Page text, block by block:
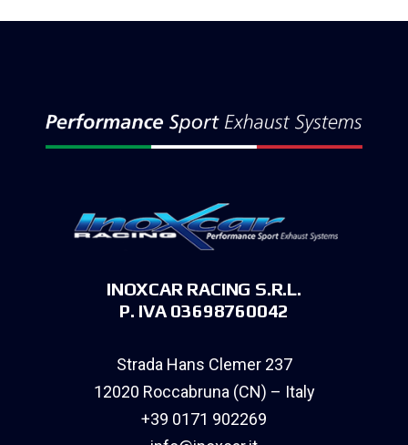
INOXCAR RACING S.R.L.
P. IVA 03698760042
Strada Hans Clemer 237
12020 Roccabruna (CN) – Italy
+39 0171 902269